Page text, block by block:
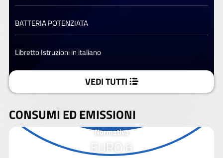
BATTERIA POTENZIATA
Libretto Istruzioni in italiano
VEDI TUTTI
CONSUMI ED EMISSIONI
Normativa
EURO 6